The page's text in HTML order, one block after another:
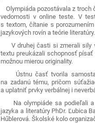
Olympiáda pozostávala z troch
vedomosti v online teste. V
s textom, čítanie s
jazykových rovín a teórie literatúry.
V druhej časti si zmerali sily
textu preukázali schopnosť
možnou mierou originality.
Ústnu časť tvorila
na zadanú tému, pričom
a uplatniť prvky verbálnej i
Na olympiáde sa podieľali a
jazyka a literatúry PhDr. Ľubica
Hűblerová. Školské kolo